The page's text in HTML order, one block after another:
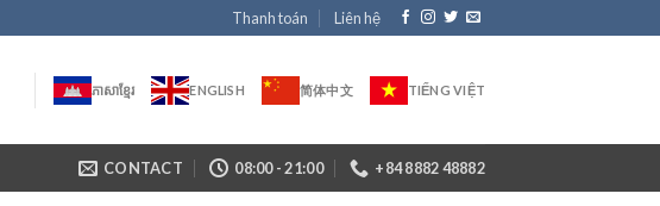
Thanh toán Liên hệ
ភាសាខ្មែរ ENGLISH 简体中文 TIẾNG VIỆT
CONTACT 08:00 - 21:00 +84 8882 48882